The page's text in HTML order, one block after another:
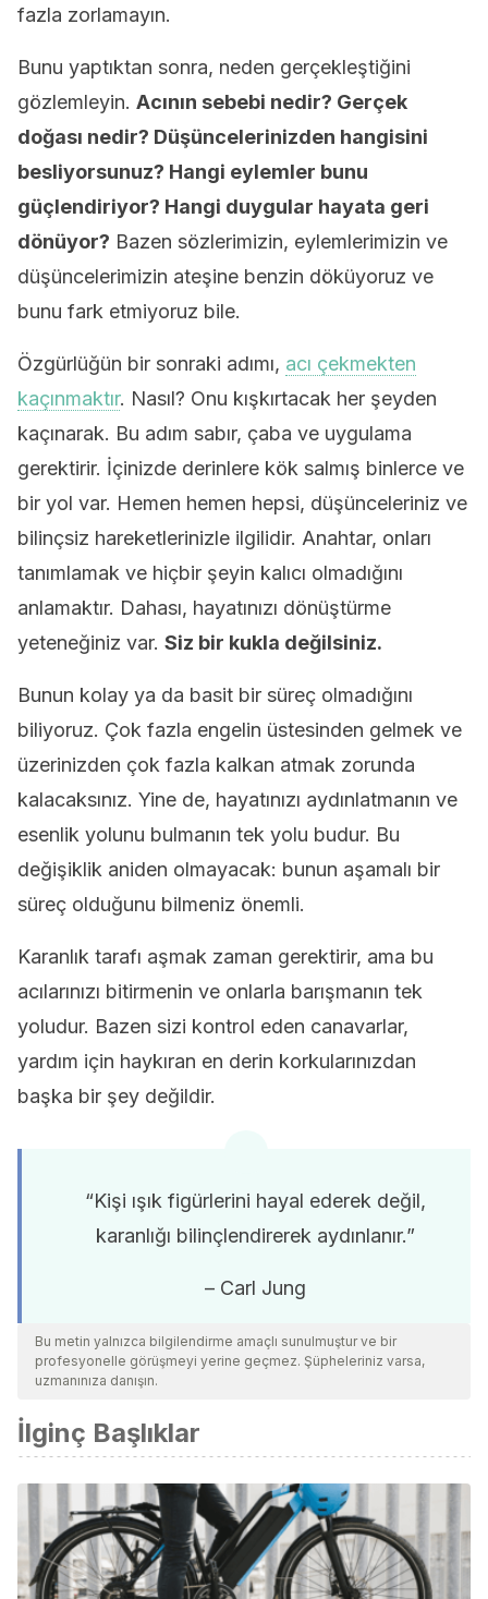
fazla zorlamayın.
Bunu yaptıktan sonra, neden gerçekleştiğini
gözlemleyin. Acının sebebi nedir? Gerçek
doğası nedir? Düşüncelerinizden hangisini
besliyorsunuz? Hangi eylemler bunu
güçlendiriyor? Hangi duygular hayata geri
dönüyor? Bazen sözlerimizin, eylemlerimizin ve
düşüncelerimizin ateşine benzin döküyoruz ve
bunu fark etmiyoruz bile.
Özgürlüğün bir sonraki adımı, acı çekmekten
kaçınmaktır. Nasıl? Onu kışkırtacak her şeyden
kaçınarak. Bu adım sabır, çaba ve uygulama
gerektirir. İçinizde derinlere kök salmış binlerce ve
bir yol var. Hemen hemen hepsi, düşünceleriniz ve
bilinçsiz hareketlerinizle ilgilidir. Anahtar, onları
tanımlamak ve hiçbir şeyin kalıcı olmadığını
anlamaktır. Dahası, hayatınızı dönüştürme
yeteneğiniz var. Siz bir kukla değilsiniz.
Bunun kolay ya da basit bir süreç olmadığını
biliyoruz. Çok fazla engelin üstesinden gelmek ve
üzerinizden çok fazla kalkan atmak zorunda
kalacaksınız. Yine de, hayatınızı aydınlatmanın ve
esenlik yolunu bulmanın tek yolu budur. Bu
değişiklik aniden olmayacak: bunun aşamalı bir
süreç olduğunu bilmeniz önemli.
Karanlık tarafı aşmak zaman gerektirir, ama bu
acılarınızı bitirmenin ve onlarla barışmanın tek
yoludur. Bazen sizi kontrol eden canavarlar,
yardım için haykıran en derin korkularınızdan
başka bir şey değildir.
“Kişi ışık figürlerini hayal ederek değil,
karanlığı bilinçlendirerek aydınlanır.”
– Carl Jung
Bu metin yalnızca bilgilendirme amaçlı sunulmuştur ve bir
profesyonelle görüşmeyi yerine geçmez. Şüpheleriniz varsa,
uzmanınıza danışın.
İlginç Başlıklar